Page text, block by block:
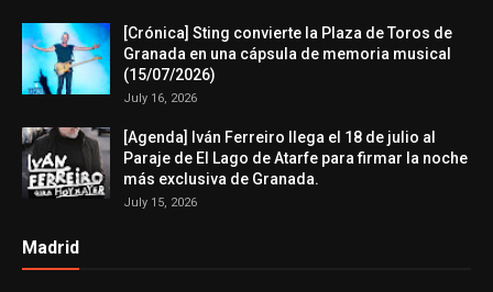
[Crónica] Sting convierte la Plaza de Toros de
Granada en una cápsula de memoria musical
(15/07/2026)
July 16, 2026
[Agenda] Iván Ferreiro llega el 18 de julio al
Paraje de El Lago de Atarfe para firmar la noche
más exclusiva de Granada.
July 15, 2026
Madrid